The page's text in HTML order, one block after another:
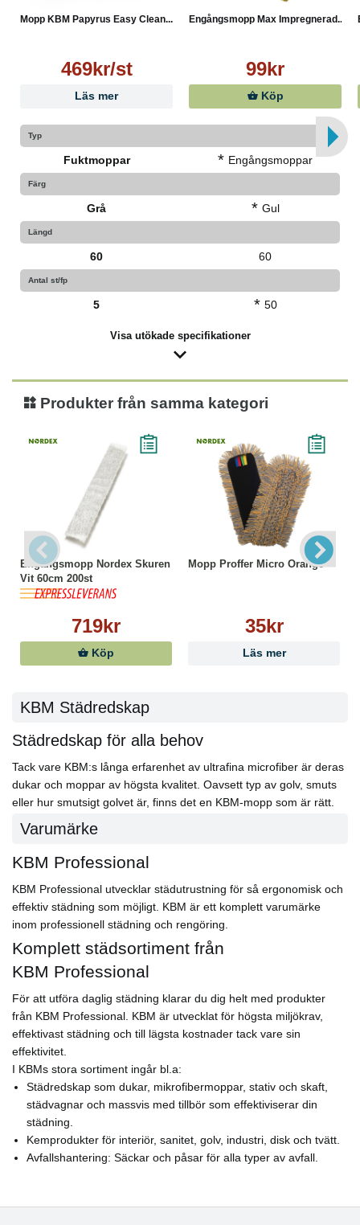
Mopp KBM Papyrus Easy Clean...
469kr/st
Läs mer
Engångsmopp Max Impregnerad...
99kr
Köp
Typ
Fuktmoppar * Engångsmoppar
Färg
Grå * Gul
Längd
60 60
Antal st/fp
5 * 50
Visa utökade specifikationer
Produkter från samma kategori
Engångsmopp Nordex Skuren
Vit 60cm 200st
719kr
Köp
Mopp Proffer Micro Orange
35kr
Läs mer
KBM Städredskap
Städredskap för alla behov
Tack vare KBM:s långa erfarenhet av ultrafina microfiber är deras
dukar och moppar av högsta kvalitet. Oavsett typ av golv, smuts
eller hur smutsigt golvet är, finns det en KBM-mopp som är rätt.
Varumärke
KBM Professional
KBM Professional utvecklar städutrustning för så ergonomisk och
effektiv städning som möjligt. KBM är ett komplett varumärke
inom professionell städning och rengöring.
Komplett städsortiment från
KBM Professional
För att utföra daglig städning klarar du dig helt med produkter
från KBM Professional. KBM är utvecklat för högsta miljökrav,
effektivast städning och till lägsta kostnader tack vare sin
effektivitet.
I KBMs stora sortiment ingår bl.a:
Städredskap som dukar, mikrofibermoppar, stativ och skaft,
städvagnar och massvis med tillbör som effektiviserar din
städning.
Kemprodukter för interiör, sanitet, golv, industri, disk och tvätt.
Avfallshantering: Säckar och påsar för alla typer av avfall.